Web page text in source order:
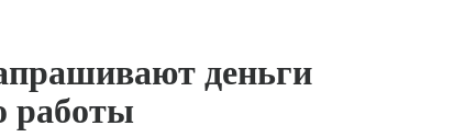
деньги
работы